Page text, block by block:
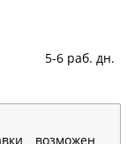
5-6 раб. дн.
возможен